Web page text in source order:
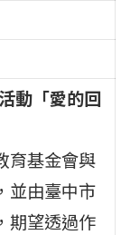
動「愛的回
育基金會與
並由臺中市
期望透過作